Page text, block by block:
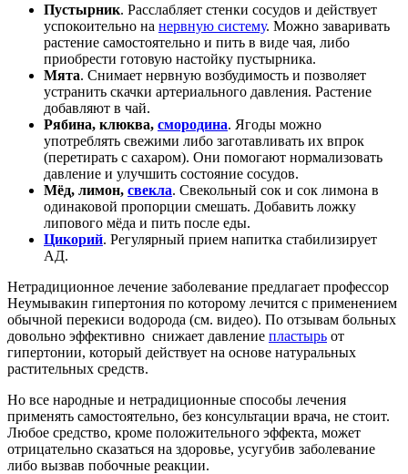
Пустырник. Расслабляет стенки сосудов и действует
успокоительно на нервную систему. Можно заваривать
растение самостоятельно и пить в виде чая, либо
приобрести готовую настойку пустырника.
Мята. Снимает нервную возбудимость и позволяет
устранить скачки артериального давления. Растение
добавляют в чай.
Рябина, клюква, смородина. Ягоды можно
употреблять свежими либо заготавливать их впрок
(перетирать с сахаром). Они помогают нормализовать
давление и улучшить состояние сосудов.
Мёд, лимон, свекла. Свекольный сок и сок лимона в
одинаковой пропорции смешать. Добавить ложку
липового мёда и пить после еды.
Цикорий. Регулярный прием напитка стабилизирует
АД.
Нетрадиционное лечение заболевание предлагает профессор
Неумывакин гипертония по которому лечится с применением
обычной перекиси водорода (см. видео). По отзывам больных
довольно эффективно снижает давление пластырь от
гипертонии, который действует на основе натуральных
растительных средств.
Но все народные и нетрадиционные способы лечения
применять самостоятельно, без консультации врача, не стоит.
Любое средство, кроме положительного эффекта, может
отрицательно сказаться на здоровье, усугубив заболевание
либо вызвав побочные реакции.